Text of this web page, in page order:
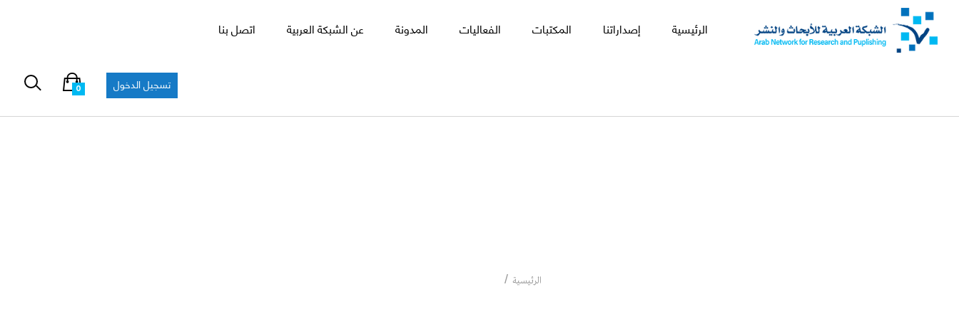
الرئيسية إصداراتنا المكتبات الفعاليات المدونة عن الشبكة العربية اتصل بنا
تسجيل الدخول 0
الرئيسية